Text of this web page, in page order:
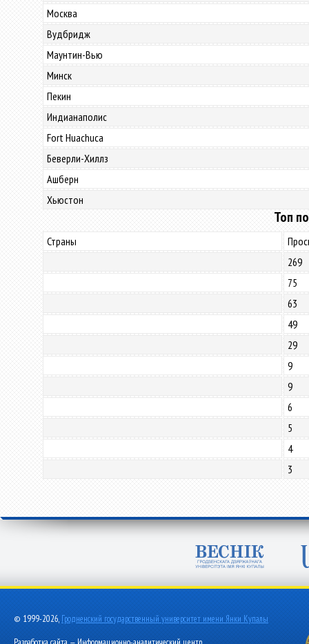
Москва
Вудбридж
Маунтин-Вью
Минск
Пекин
Индианаполис
Fort Huachuca
Беверли-Хиллз
Ашберн
Хьюстон
Топ
Страны
269
75
63
49
29
9
9
6
5
4
3
© 1999-2026, Гродненский государственный университет имени Янки Купалы